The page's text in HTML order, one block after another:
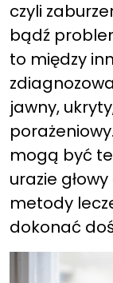
czyli
bądź
to między
jawny,
mogą być
urazie
metody
dokonać